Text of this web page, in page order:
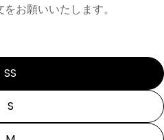
お願いいたします。
SS
S